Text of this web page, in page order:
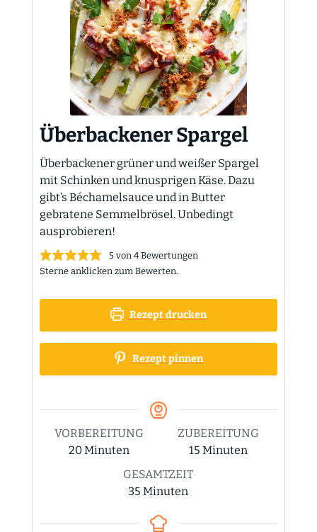
Überbackener Spargel
Überbackener grüner und weißer Spargel
mit Schinken und knusprigen Käse. Dazu
gibt’s Béchamelsauce und in Butter
gebratene Semmelbrösel. Unbedingt
ausprobieren!
5von 4Bewertungen
Sterne anklicken zum Bewerten.
Rezept drucken
Rezept pinnen
VORBEREITUNG
20Minuten
Minuten
ZUBEREITUNG
15Minuten
Minuten
GESAMTZEIT
35 Minuten
Minuten